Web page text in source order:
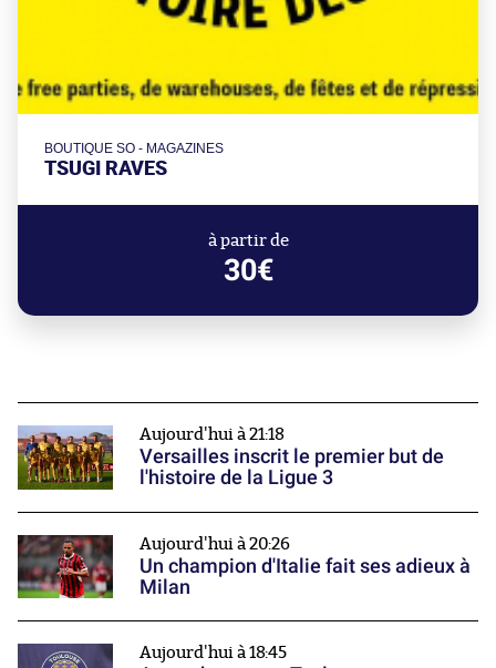
BOUTIQUE SO - MAGAZINES
TSUGI RAVES
à partir de
30€
Aujourd'hui à 21:18
Versailles inscrit le premier but de
l'histoire de la Ligue 3
Aujourd'hui à 20:26
Un champion d'Italie fait ses adieux à
Milan
Aujourd'hui à 18:45